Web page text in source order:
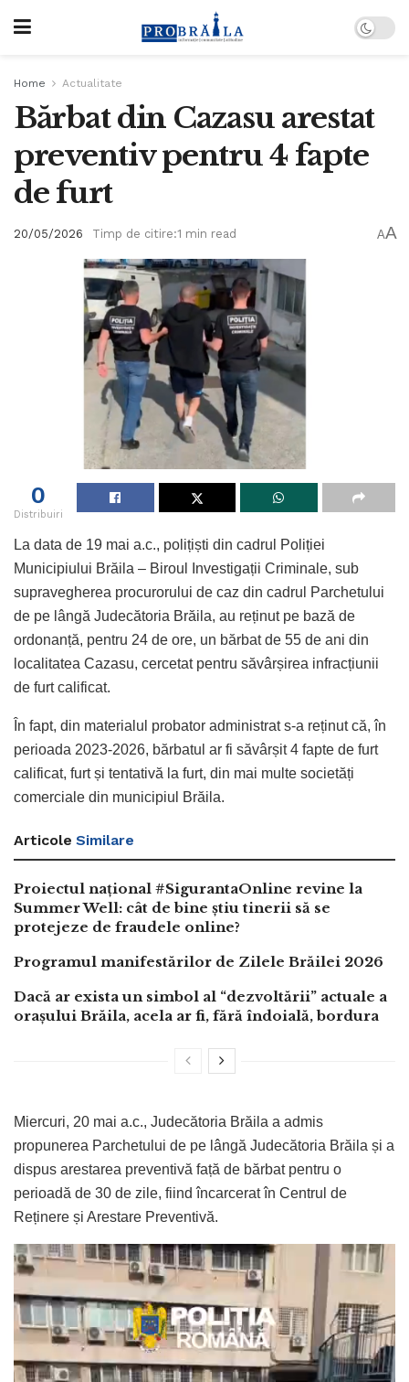
Home Actualitate
Bărbat din Cazasu arestat
preventiv pentru 4 fapte
de furt
20/05/2026 Timp de citire:1 min read AA
0
Distribuiri
La data de 19 mai a.c., polițiști din cadrul Poliției
Municipiului Brăila – Biroul Investigații Criminale, sub
supravegherea procurorului de caz din cadrul Parchetului
de pe lângă Judecătoria Brăila, au reținut pe bază de
ordonanță, pentru 24 de ore, un bărbat de 55 de ani din
localitatea Cazasu, cercetat pentru săvârșirea infracțiunii
de furt calificat.
În fapt, din materialul probator administrat s-a reținut că, în
perioada 2023-2026, bărbatul ar fi săvârșit 4 fapte de furt
calificat, furt și tentativă la furt, din mai multe societăți
comerciale din municipiul Brăila.
Articole Similare
Proiectul național #SigurantaOnline revine la
Summer Well: cât de bine știu tinerii să se
protejeze de fraudele online?
Programul manifestărilor de Zilele Brăilei 2026
Dacă ar exista un simbol al “dezvoltării” actuale a
orașului Brăila, acela ar fi, fără îndoială, bordura
Miercuri, 20 mai a.c., Judecătoria Brăila a admis
propunerea Parchetului de pe lângă Judecătoria Brăila și a
dispus arestarea preventivă față de bărbat pentru o
perioadă de 30 de zile, fiind încarcerat în Centrul de
Reținere și Arestare Preventivă.